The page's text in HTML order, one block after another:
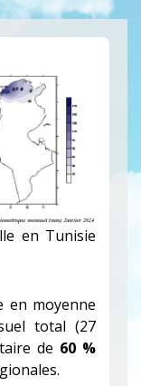
en Tunisie
moyenne
total (27
de 60 %